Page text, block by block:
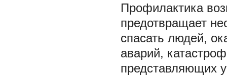
Профилактика
предотвращает
спасать людей,
аварий,
представляющих